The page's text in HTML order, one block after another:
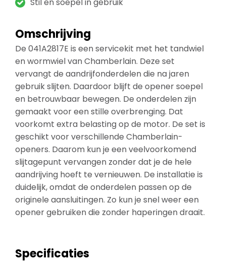
Omschrijving
De 041A2817E is een servicekit met het tandwiel
en wormwiel van Chamberlain. Deze set
vervangt de aandrijfonderdelen die na jaren
gebruik slijten. Daardoor blijft de opener soepel
en betrouwbaar bewegen. De onderdelen zijn
gemaakt voor een stille overbrenging. Dat
voorkomt extra belasting op de motor. De set is
geschikt voor verschillende Chamberlain-
openers. Daarom kun je een veelvoorkomend
slijtagepunt vervangen zonder dat je de hele
aandrijving hoeft te vernieuwen. De installatie is
duidelijk, omdat de onderdelen passen op de
originele aansluitingen. Zo kun je snel weer een
opener gebruiken die zonder haperingen draait.
Specificaties